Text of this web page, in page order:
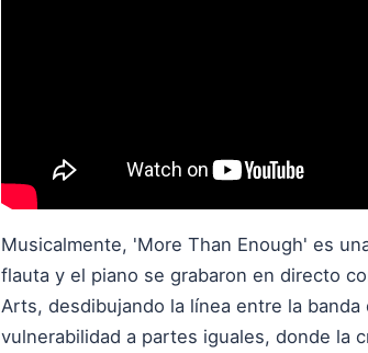
Musicalmente, 'More Than Enough' es
flauta y el piano se grabaron en directo
Arts, desdibujando la línea entre la
vulnerabilidad a partes iguales, donde la